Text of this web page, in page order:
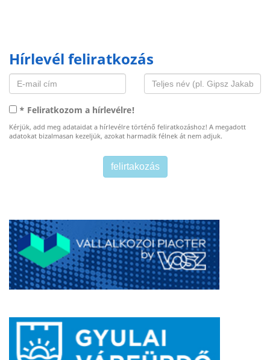
Hírlevél feliratkozás
* Feliratkozom a hírlevélre!
Kérjük, add meg adataidat a hírlevélre történő feliratkozáshoz! A megadott
adatokat bizalmasan kezeljük, azokat harmadik félnek át nem adjuk.